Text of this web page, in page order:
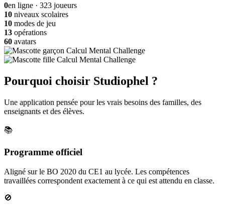
0en ligne · 323 joueurs
10 niveaux scolaires
10 modes de jeu
13 opérations
60 avatars
Pourquoi choisir Studiophel ?
Une application pensée pour les vrais besoins des familles, des
enseignants et des élèves.
📚
Programme officiel
Aligné sur le BO 2020 du CE1 au lycée. Les compétences
travaillées correspondent exactement à ce qui est attendu en classe.
🚫